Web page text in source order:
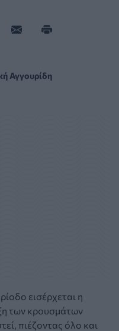
Αγγουρίδη
εισέρχεται η
των κρουσμάτων
πιέζοντας όλο και